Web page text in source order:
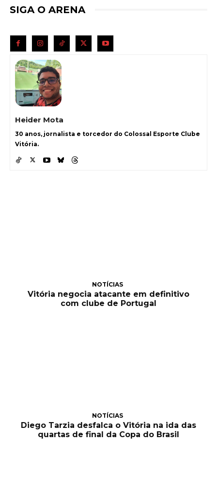
SIGA O ARENA
Heider Mota
30 anos, jornalista e torcedor do Colossal Esporte Clube
Vitória.
NOTÍCIAS
Vitória negocia atacante em definitivo
com clube de Portugal
NOTÍCIAS
Diego Tarzia desfalca o Vitória na ida das
quartas de final da Copa do Brasil